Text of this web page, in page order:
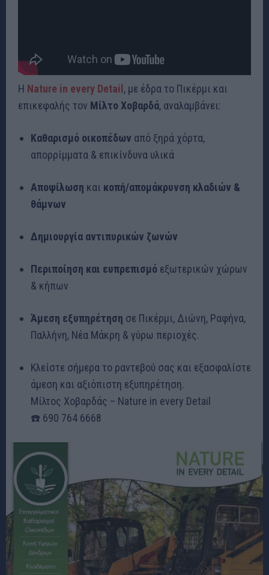
Η Nature in every Detail, με έδρα το Πικέρμι και
επικεφαλής τον Μίλτο Χοβαρδά, αναλαμβάνει:
Καθαρισμό οικοπέδων από ξηρά χόρτα,
απορρίμματα & επικίνδυνα υλικά
Αποψίλωση και κοπή/απομάκρυνση κλαδιών &
θάμνων
Δημιουργία αντιπυρικών ζωνών
Περιποίηση και ευπρεπισμό εξωτερικών χώρων
& κήπων
Άμεση εξυπηρέτηση σε Πικέρμι, Διώνη, Ραφήνα,
Παλλήνη, Νέα Μάκρη & γύρω περιοχές.
Κλείστε σήμερα το ραντεβού σας και εξασφαλίστε
άμεση και αξιόπιστη εξυπηρέτηση.
Μίλτος Χοβαρδάς – Nature in every Detail
☎️ 690 764 6668